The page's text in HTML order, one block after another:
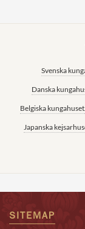
Svenska
Danska
Belgiska kungahuset
Japanska
SITEMAP